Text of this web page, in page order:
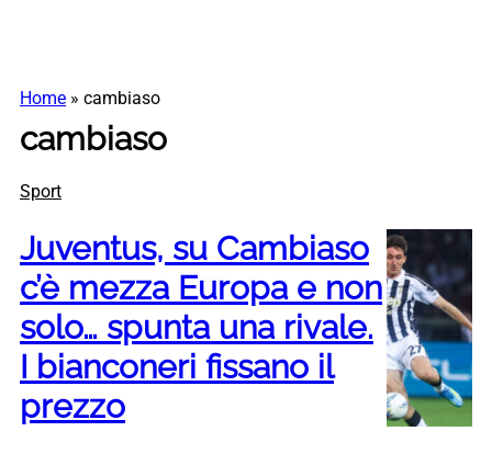
Home » cambiaso
cambiaso
Sport
Juventus, su Cambiaso
c’è mezza Europa e non
solo… spunta una rivale.
I bianconeri fissano il
prezzo